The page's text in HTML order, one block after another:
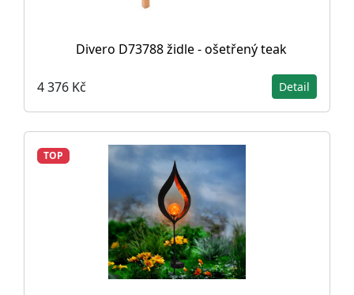
Divero D73788 židle - ošetřený teak
4 376 Kč Detail
TOP